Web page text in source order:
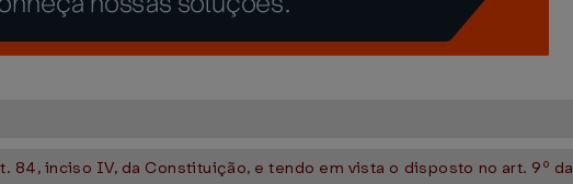
84, inciso IV, da Constituição, e tendo em vista o disposto no art. 9º da